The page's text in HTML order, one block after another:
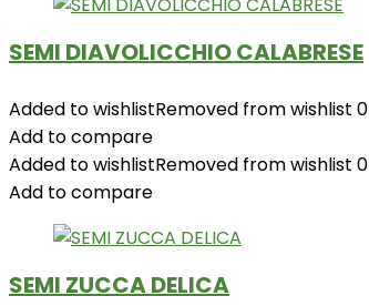
SEMI DIAVOLICCHIO CALABRESE
Added to wishlistRemoved from wishlist 0
Add to compare
Added to wishlistRemoved from wishlist 0
Add to compare
SEMI ZUCCA DELICA